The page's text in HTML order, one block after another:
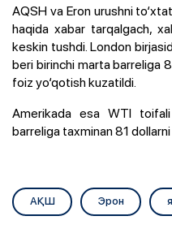
AQSH va Eron urushni
haqida xabar tarqalgach,
keskin tushdi. London
beri birinchi marta barreliga
foiz yo‘qotish kuzatildi.
Amerikada esa WTI
barreliga taxminan 81
АҚШ Эрон